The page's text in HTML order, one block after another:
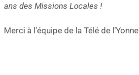
ans des Missions Locales !
Merci à l’équipe de la Télé de l’Yonne